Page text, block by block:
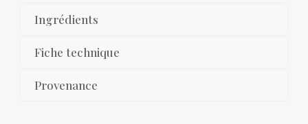
Ingrédients
Fiche technique
Provenance